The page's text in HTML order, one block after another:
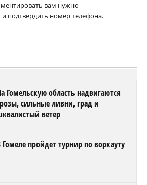
вам нужно
и подтвердить номер телефона.
Гомельскую область надвигаются
сильные ливни, град и
ветер
Гомеле пройдет турнир по воркауту